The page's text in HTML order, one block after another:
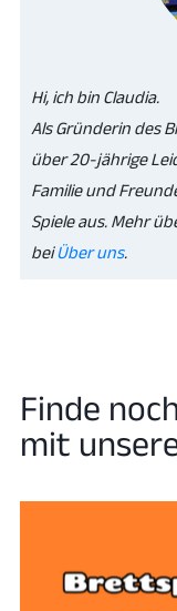
Hi, ich bin Claudia.
Als Gründerin des
über 20-jährige
Familie und
Spiele aus. Mehr
beiÜber uns.
Finde
mit